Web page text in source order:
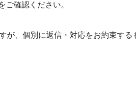
ご確認ください。
が、個別に返信・対応をお約束する